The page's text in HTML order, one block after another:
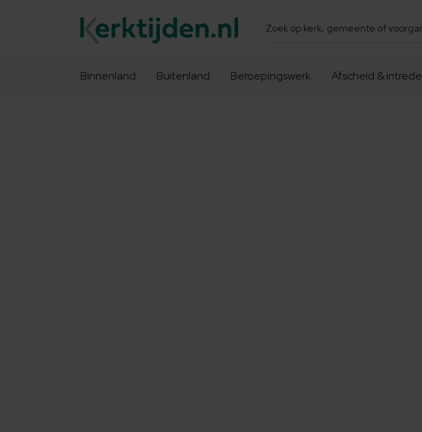
Zoeken
Binnenland Buitenland Beroepingswerk Afscheid & intrede